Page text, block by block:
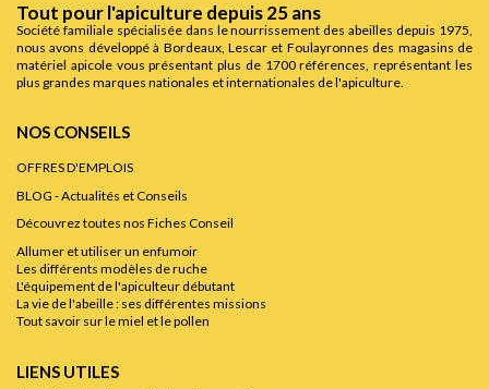
Tout pour l'apiculture depuis 25 ans
Société familiale spécialisée dans le nourrissement des abeilles depuis 1975,
nous avons développé à Bordeaux, Lescar et Foulayronnes des magasins de
matériel apicole vous présentant plus de 1700 références, représentant les
plus grandes marques nationales et internationales de l'apiculture.
NOS CONSEILS
OFFRES D'EMPLOIS
BLOG - Actualités et Conseils
Découvrez toutes nos Fiches Conseil
Allumer et utiliser un enfumoir
Les différents modèles de ruche
L'équipement de l'apiculteur débutant
La vie de l'abeille : ses différentes missions
Tout savoir sur le miel et le pollen
LIENS UTILES